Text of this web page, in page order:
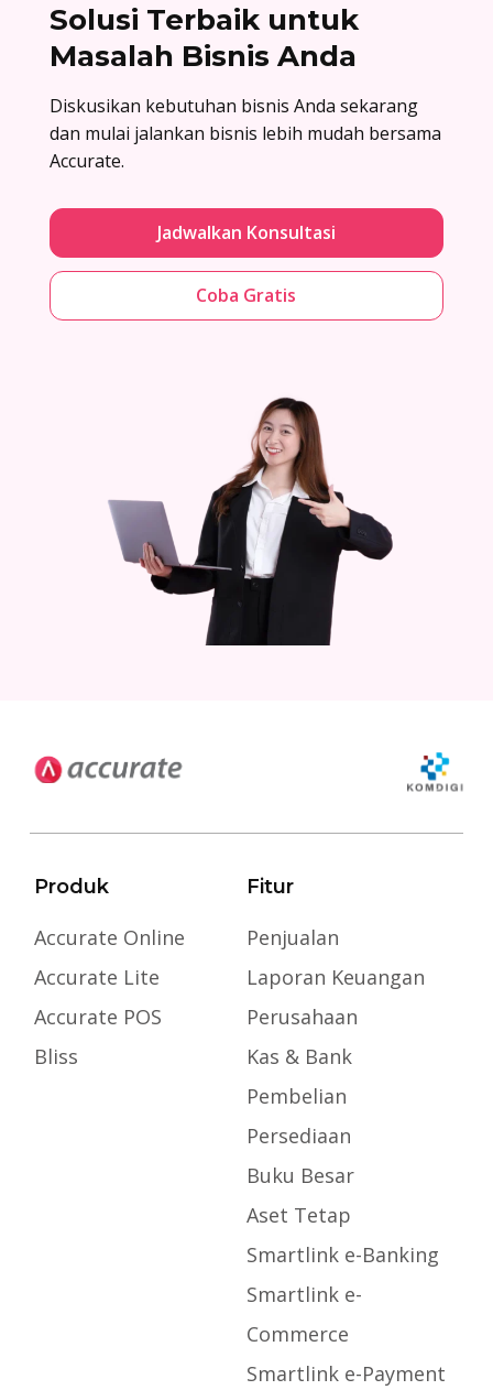
Solusi Terbaik untuk
Masalah Bisnis Anda
Diskusikan kebutuhan bisnis Anda sekarang
dan mulai jalankan bisnis lebih mudah bersama
Accurate.
Jadwalkan Konsultasi
Coba Gratis
Produk
Accurate Online
Accurate Lite
Accurate POS
Bliss
Fitur
Penjualan
Laporan Keuangan
Perusahaan
Kas & Bank
Pembelian
Persediaan
Buku Besar
Aset Tetap
Smartlink e-Banking
Smartlink e-
Commerce
Smartlink e-Payment